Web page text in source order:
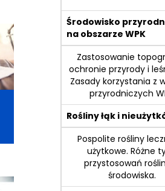
Środowisko
na obszarze WPK
Zastosowanie
ochronie przyrody i
Zasady korzystania z
przyrodniczych
Rośliny łąk i
Pospolite rośliny
użytkowe. Różne
przystosowań
środowiska.